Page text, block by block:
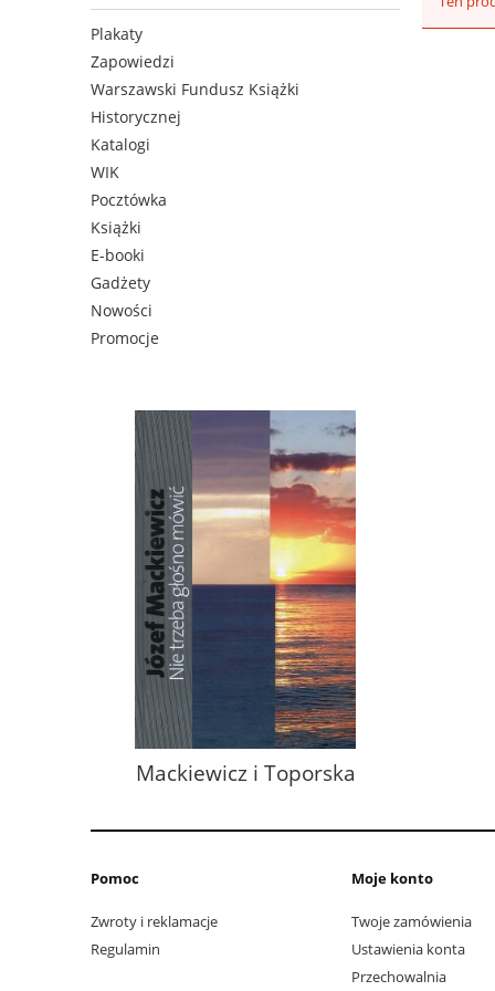
Plakaty
Zapowiedzi
Warszawski Fundusz Książki
Historycznej
Katalogi
WIK
Pocztówka
Książki
E-booki
Gadżety
Nowości
Promocje
Mackiewicz i Toporska
Pomoc
Zwroty i reklamacje
Regulamin
Moje konto
Twoje zamówienia
Ustawienia konta
Przechowalnia